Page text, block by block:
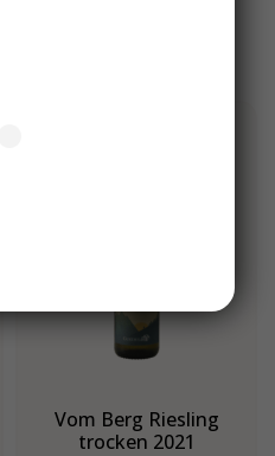
Vom Berg Riesling
trocken 2021